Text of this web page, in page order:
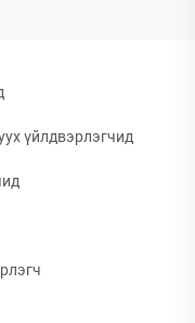
үйлдвэрлэгчид